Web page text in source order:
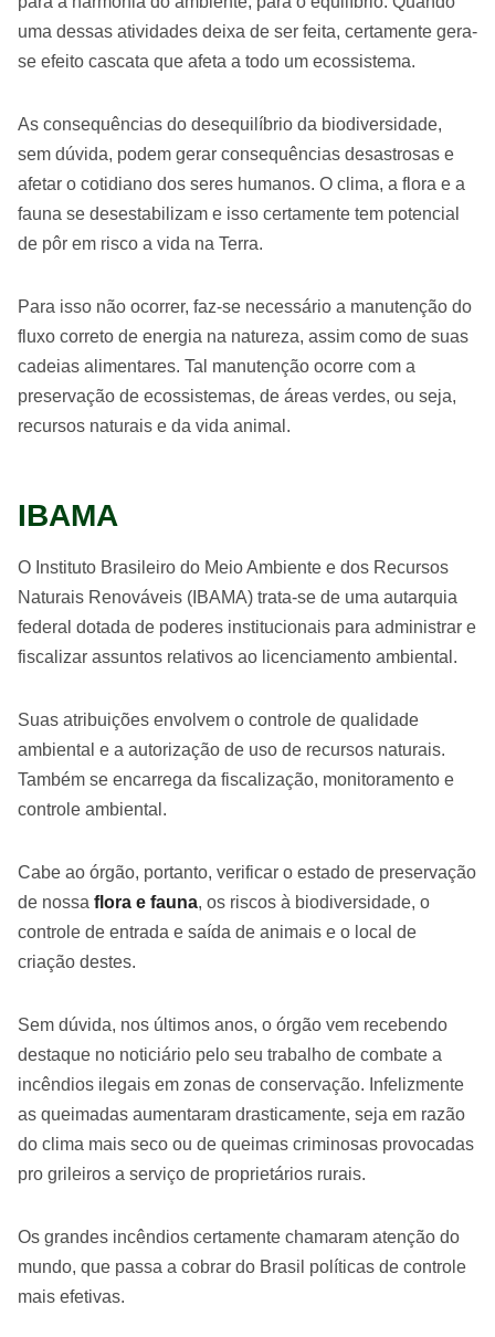
uma dessas atividades deixa de ser feita, certamente gera-
se efeito cascata que afeta a todo um ecossistema.
As consequências do desequilíbrio da biodiversidade,
sem dúvida, podem gerar consequências desastrosas e
afetar o cotidiano dos seres humanos. O clima, a flora e a
fauna se desestabilizam e isso certamente tem potencial
de pôr em risco a vida na Terra.
Para isso não ocorrer, faz-se necessário a manutenção do
fluxo correto de energia na natureza, assim como de suas
cadeias alimentares. Tal manutenção ocorre com a
preservação de ecossistemas, de áreas verdes, ou seja,
recursos naturais e da vida animal.
IBAMA
O Instituto Brasileiro do Meio Ambiente e dos Recursos
Naturais Renováveis (IBAMA) trata-se de uma autarquia
federal dotada de poderes institucionais para administrar e
fiscalizar assuntos relativos ao licenciamento ambiental.
Suas atribuições envolvem o controle de qualidade
ambiental e a autorização de uso de recursos naturais.
Também se encarrega da fiscalização, monitoramento e
controle ambiental.
Cabe ao órgão, portanto, verificar o estado de preservação
de nossa flora e fauna, os riscos à biodiversidade, o
controle de entrada e saída de animais e o local de
criação destes.
Sem dúvida, nos últimos anos, o órgão vem recebendo
destaque no noticiário pelo seu trabalho de combate a
incêndios ilegais em zonas de conservação. Infelizmente
as queimadas aumentaram drasticamente, seja em razão
do clima mais seco ou de queimas criminosas provocadas
pro grileiros a serviço de proprietários rurais.
Os grandes incêndios certamente chamaram atenção do
mundo, que passa a cobrar do Brasil políticas de controle
mais efetivas.